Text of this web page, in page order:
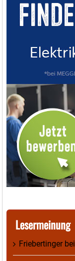
Lesermeinung
Friebertingerbei